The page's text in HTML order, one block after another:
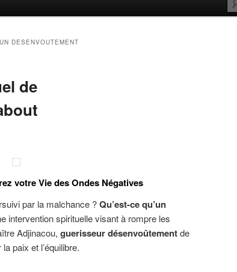
DESENVOUTEMENT
de
votre Vie des Ondes Négatives
par la malchance ?Qu’est-ce qu’un
intervention spirituelle visant à rompre les
Adjinacou, guerisseur désenvoûtementde
paix et l’équilibre.